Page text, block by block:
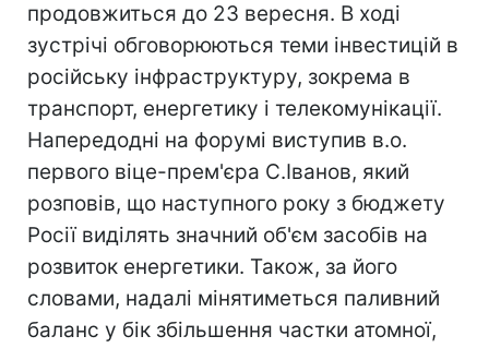
продовжиться до 23 вересня. В ході
зустрічі обговорюються теми інвестицій в
російську інфраструктуру, зокрема в
транспорт, енергетику і телекомунікації.
Напередодні на форумі виступив в.о.
первого віце-прем'єра С.Іванов, який
розповів, що наступного року з бюджету
Росії виділять значний об'єм засобів на
розвиток енергетики. Також, за його
словами, надалі мінятиметься паливний
баланс у бік збільшення частки атомної,